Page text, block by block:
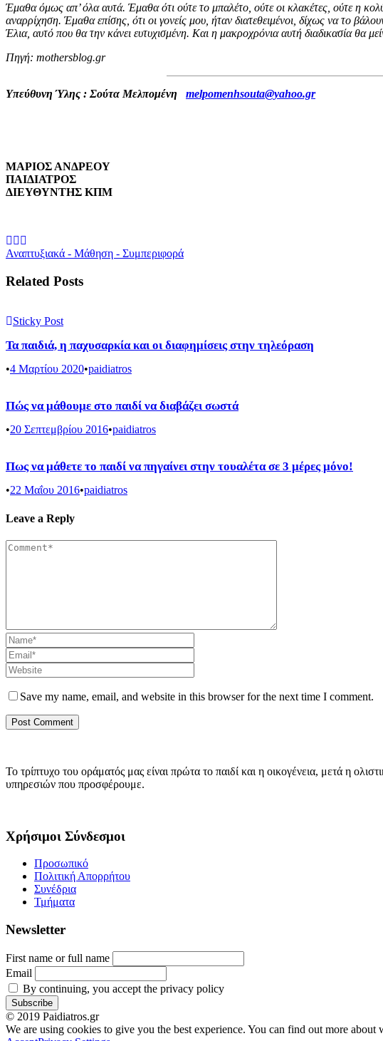
Έμαθα όμως απ’ όλα αυτά. Έμαθα ότι ούτε το μπαλέτο, ούτε οι κλακέτες, ούτε η
αναρρίχηση. Έμαθα επίσης, ότι οι γονείς μου, ήταν διατεθειμένοι, δίχως να το
Έλια, αυτό που θα την κάνει ευτυχισμένη. Και η μακροχρόνια αυτή διαδικασία θα
Πηγή: mothersblog.gr
Υπεύθυνη Ύλης : Σούτα Μελπομένη melpomenhsouta@yahoo.gr
ΜΑΡΙΟΣ ΑΝΔΡΕΟΥ
ΠΑΙΔΙΑΤΡΟΣ
ΔΙΕΥΘΥΝΤΗΣ ΚΠΜ
Αναπτυξιακά - Μάθηση - Συμπεριφορά
Related Posts
Sticky Post
Τα παιδιά, η παχυσαρκία και οι διαφημίσεις στην τηλεόραση
•4 Μαρτίου 2020•paidiatros
Πώς να μάθουμε στο παιδί να διαβάζει σωστά
•20 Σεπτεμβρίου 2016•paidiatros
Πως να μάθετε το παιδί να πηγαίνει στην τουαλέτα σε 3 μέρες μόνο!
•22 Μαΐου 2016•paidiatros
Leave a Reply
Save my name, email, and website in this browser for the next time I comment.
Το τρίπτυχο του οράματός μας είναι πρώτα το παιδί και η οικογένεια, μετά η
υπηρεσιών που προσφέρουμε.
Χρήσιμοι Σύνδεσμοι
Προσωπικό
Πολιτική Απορρήτου
Συνέδρια
Τμήματα
Newsletter
First name or full name
Email
By continuing, you accept the privacy policy
© 2019 Paidiatros.gr
We are using cookies to give you the best experience. You can find out more